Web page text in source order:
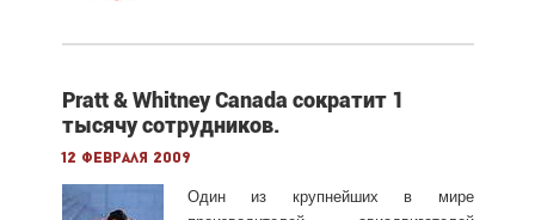
Pratt & Whitney Canada сократит 1
тысячу сотрудников.
12 февраля 2009
Один из крупнейших в мире